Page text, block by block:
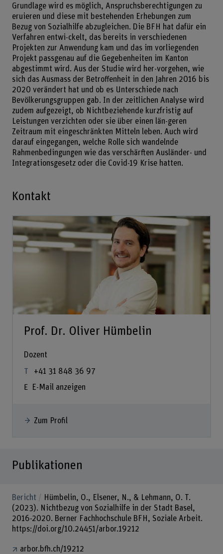
Grundlage wird es möglich, Anspruchsberechtigungen zu
eruieren und diese mit bestehenden Erhebungen zum
Bezug von Sozialhilfe abzugleichen. Die BFH hat dafür ein
Verfahren entwi-ckelt, das bereits in verschiedenen
Projekten zur Anwendung kam und das im vorliegenden
Projekt passgenau auf die Gegebenheiten im Kanton
abgestimmt wird. Aus der Studie wird her-vorgehen, wie
sich das Ausmass der Betroffenheit in den Jahren 2016 bis
2020 verändert hat und ob es Unterschiede nach
Bevölkerungsgruppen gab. In der zeitlichen Analyse wird
zudem aufgezeigt, ob Nichtbeziehende kurzfristig auf
Leistungen verzichten oder sie über einen län-geren
Zeitraum mit eingeschränkten Mitteln leben. Auch wird
darauf eingegangen, welche Rolle sich wandelnde
Rahmenbedingungen wie das verschärften Ausländer- und
Integrationsgesetz oder die Covid-19 Krise hatten.
Kontakt
Prof. Dr. Oliver Hümbelin
Dozent
+41 31 848 36 97
E-Mail anzeigen
Zum Profil
Publikationen
Bericht
Hümbelin, O., Elsener, N., & Lehmann, O. T.
(2023). Nichtbezug von Sozialhilfe in der Stadt Basel,
2016-2020. Berner Fachhochschule BFH, Soziale Arbeit.
https://doi.org/10.24451/arbor.19212
arbor.bfh.ch/19212